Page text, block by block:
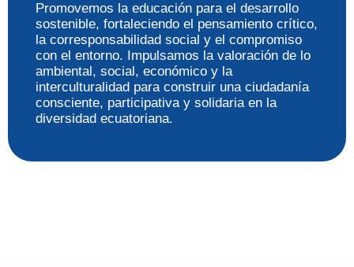
Promovemos la educación para el desarrollo
sostenible, fortaleciendo el pensamiento crítico,
la corresponsabilidad social y el compromiso
con el entorno. Impulsamos la valoración de lo
ambiental, social, económico y la
interculturalidad para construir una ciudadanía
consciente, participativa y solidaria en la
diversidad ecuatoriana.